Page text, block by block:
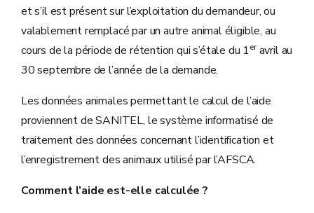
et s’il est présent sur l’exploitation du demandeur, ou
valablement remplacé par un autre animal éligible, au
cours de la période de rétention qui s’étale du 1eravril au
30 septembre de l’année de la demande.
Les données animales permettant le calcul de l’aide
proviennent de SANITEL, le système informatisé de
traitement des données concernant l’identification et
l’enregistrement des animaux utilisé par l’AFSCA.
Comment l’aide est-elle calculée ?